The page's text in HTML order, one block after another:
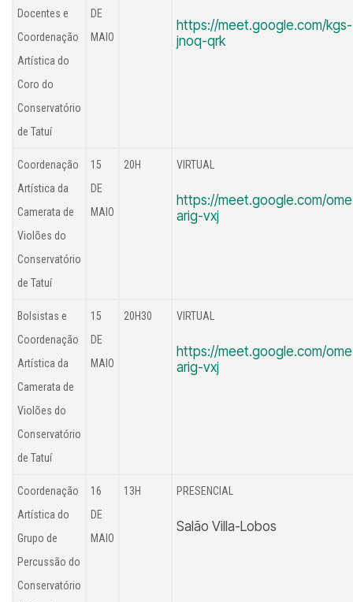
Docentes e
Coordenação
Artística do
Coro do
Conservatório
de Tatuí
DE
MAIO
https://meet.google.com/kgs-
jnoq-qrk
Coordenação
Artística da
Camerata de
Violões do
Conservatório
de Tatuí
15
DE
MAIO
20H VIRTUAL
https://meet.google.com/
arig-vxj
Bolsistas e
Coordenação
Artística da
Camerata de
Violões do
Conservatório
de Tatuí
15
DE
MAIO
20H30 VIRTUAL
https://meet.google.com/
arig-vxj
Coordenação
Artística do
Grupo de
Percussão do
Conservatório
16
DE
MAIO
13H PRESENCIAL
Salão Villa-Lobos